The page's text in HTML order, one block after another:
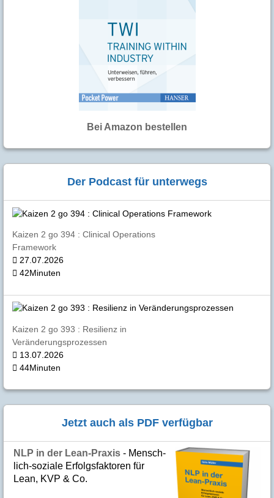
Bei Amazon bestellen
Der Podcast für unterwegs
Kaizen 2 go 394 : Clinical Operations
Framework
27.07.2026
42Minuten
Kaizen 2 go 393 : Resilienz in
Veränderungsprozessen
13.07.2026
44Minuten
Jetzt auch als PDF verfügbar
NLP in der Lean-Praxis - Mensch­
lich-soziale Er­folgs­fak­to­ren für
Lean, KVP & Co.